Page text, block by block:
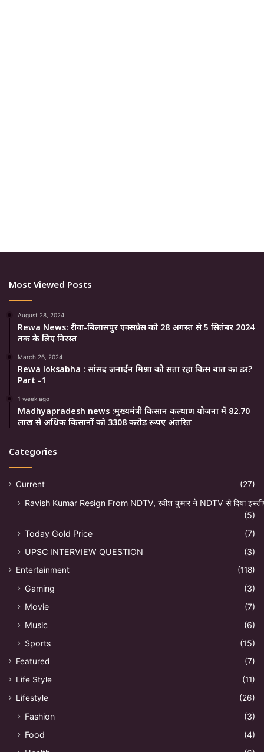
Most Viewed Posts
August 28, 2024
Rewa News: रीवा-बिलासपुर एक्सप्रेस को 28 अगस्त से 5 सितंबर 2024
तक के लिए निरस्त
March 26, 2024
Rewa loksabha : सांसद जनार्दन मिश्रा को सता रहा किस बात का डर?
Part -1
1 week ago
Madhyapradesh news :मुख्यमंत्री किसान कल्याण योजना में 82.70
लाख से अधिक किसानों को 3308 करोड़ रूपए अंतरित
Categories
Current (27)
Ravish Kumar Resign From NDTV, रवीश कुमार ने NDTV से दिया
(5)
Today Gold Price
(7)
UPSC INTERVIEW QUESTION
(3)
Entertainment (118)
Gaming
(3)
Movie
(7)
Music
(6)
Sports
(15)
Featured
(7)
Life Style
(11)
Lifestyle
(26)
Fashion
(3)
Food
(4)